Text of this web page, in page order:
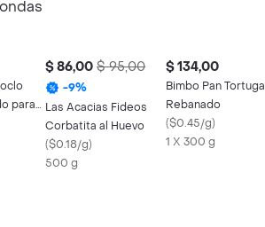
para
$ 86,00 $ 95,00
-9%
Las Acacias Fideos
Corbatita al Huevo
($0.18/g)
500 g
$ 134,00
Bimbo Pan Tortuga
Rebanado
($0.45/g)
1 X 300 g